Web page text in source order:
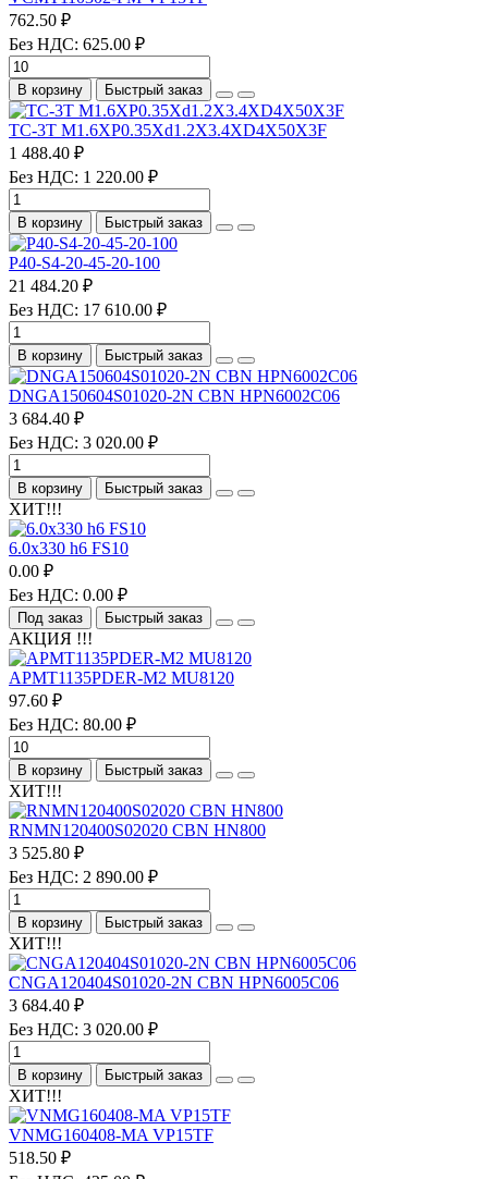
762.50 ₽
Без НДС: 625.00 ₽
В корзину Быстрый заказ
TC-3T M1.6XP0.35Xd1.2X3.4XD4X50X3F
1 488.40 ₽
Без НДС: 1 220.00 ₽
В корзину Быстрый заказ
P40-S4-20-45-20-100
21 484.20 ₽
Без НДС: 17 610.00 ₽
В корзину Быстрый заказ
DNGA150604S01020-2N CBN HPN6002C06
3 684.40 ₽
Без НДС: 3 020.00 ₽
В корзину Быстрый заказ
ХИТ!!!
6.0х330 h6 FS10
0.00 ₽
Без НДС: 0.00 ₽
Под заказ Быстрый заказ
АКЦИЯ !!!
APMT1135PDER-M2 MU8120
97.60 ₽
Без НДС: 80.00 ₽
В корзину Быстрый заказ
ХИТ!!!
RNMN120400S02020 CBN HN800
3 525.80 ₽
Без НДС: 2 890.00 ₽
В корзину Быстрый заказ
ХИТ!!!
CNGA120404S01020-2N CBN HPN6005C06
3 684.40 ₽
Без НДС: 3 020.00 ₽
В корзину Быстрый заказ
ХИТ!!!
VNMG160408-MA VP15TF
518.50 ₽